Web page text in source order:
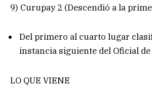
9) Curupay 2 (Descendió a la
Del primero al cuarto lugar
instancia siguiente del Oficial
LO QUE VIENE